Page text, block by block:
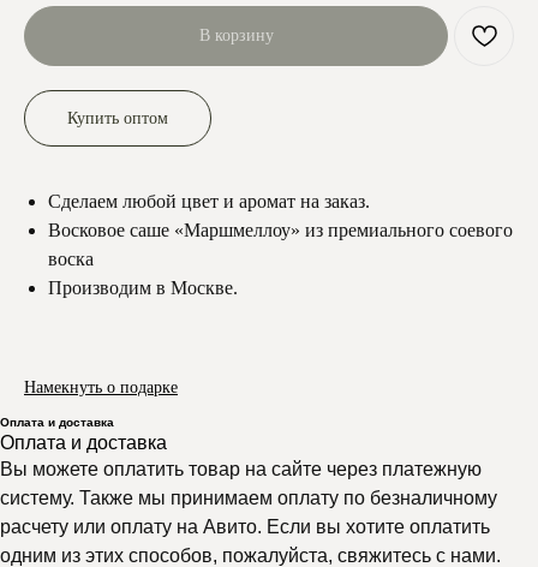
В корзину
Купить оптом
Сделаем любой цвет и аромат на заказ.
Восковое саше «Маршмеллоу» из премиального соевого
воска
Производим в Москве.
Намекнуть о подарке
Оплата и доставка
Оплата и доставка
Вы можете оплатить товар на сайте через платежную
систему. Также мы принимаем оплату по безналичному
расчету или оплату на Авито. Если вы хотите оплатить
одним из этих способов, пожалуйста, свяжитесь с нами.